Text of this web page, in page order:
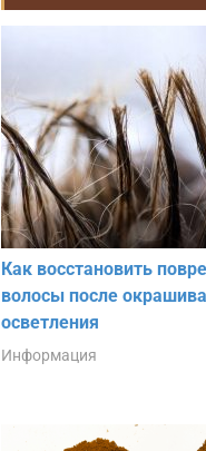
Как восстановить
волосы после
осветления
Информация